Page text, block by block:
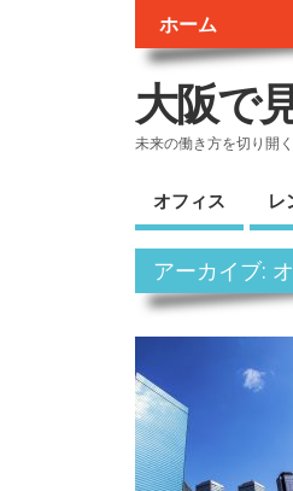
ホーム
大阪で
未来の働き方を切り開
オフィス レ
アーカイブ: